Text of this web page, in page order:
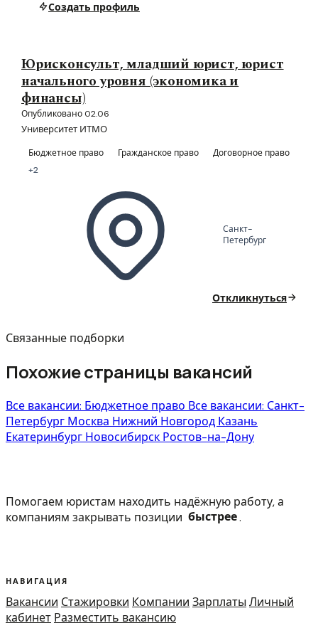
Создать профиль
Юрисконсульт, младший юрист, юрист
начального уровня (экономика и
финансы)
Опубликовано 02.06
Университет ИТМО
Бюджетное право Гражданское право
Договорное право
+2
Санкт-
Петербург
Откликнуться
Связанные подборки
Похожие страницы вакансий
Все вакансии: Бюджетное право Все вакансии: Санкт-
Петербург Москва Нижний Новгород Казань
Екатеринбург Новосибирск Ростов-на-Дону
Помогаем юристам находить надёжную работу, а
компаниям закрывать позиции быстрее.
НАВИГАЦИЯ
Вакансии Стажировки Компании Зарплаты Личный
кабинет Разместить вакансию